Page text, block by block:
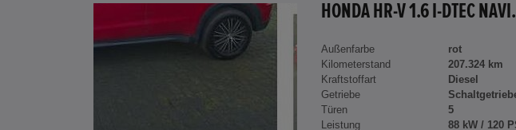
HONDA HR-V 1.6 I-DTEC
Außenfarbe
rot
Kilometerstand
207.324 km
Kraftstoffart
Diesel
Getriebe
Türen
5
Leistung
88 kW / 120